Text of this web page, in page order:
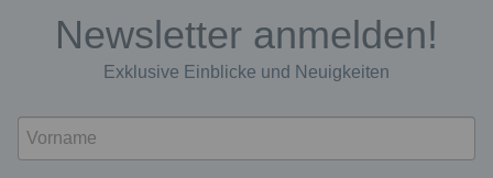
Newsletter anmelden!
Exklusive Einblicke und Neuigkeiten